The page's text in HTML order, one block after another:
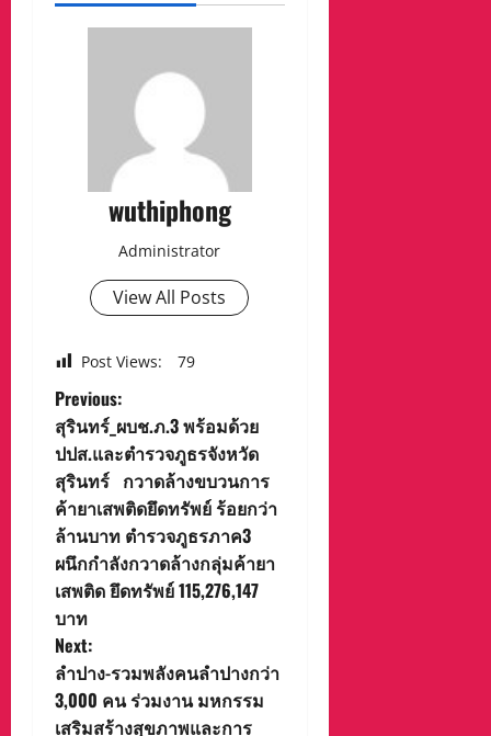
wuthiphong
Administrator
View All Posts
Post Views: 79
P
o
s
t
n
a
v
Previous:
สุรินทร์_ผบช.ภ.3 พร้อมด้วย
ปปส.และตำรวจภูธรจังหวัด
สุรินทร์ กวาดล้างขบวนการ
ค้ายาเสพติดยึดทรัพย์ ร้อยกว่า
ล้านบาท ตำรวจภูธรภาค3
ผนึกกำลังกวาดล้างกลุ่มค้ายา
เสพติด ยึดทรัพย์ 115,276,147
บาท
Next:
ลำปาง-รวมพลังคนลำปางกว่า
3,000 คน ร่วมงาน มหกรรม
เสริมสร้างสุขภาพและการ